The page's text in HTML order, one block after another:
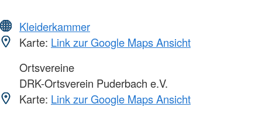
Kleiderkammer
Karte: Link zur Google Maps Ansicht
Ortsvereine
DRK-Ortsverein Puderbach e.V.
Karte: Link zur Google Maps Ansicht